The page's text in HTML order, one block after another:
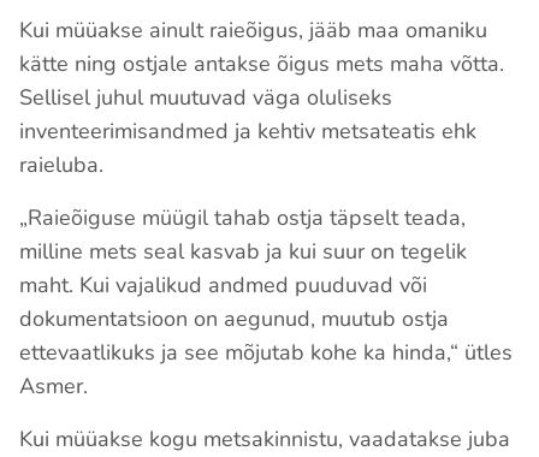
Kui müüakse ainult raieõigus, jääb maa omaniku
kätte ning ostjale antakse õigus mets maha võtta.
Sellisel juhul muutuvad väga oluliseks
inventeerimisandmed ja kehtiv metsateatis ehk
raieluba.
„Raieõiguse müügil tahab ostja täpselt teada,
milline mets seal kasvab ja kui suur on tegelik
maht. Kui vajalikud andmed puuduvad või
dokumentatsioon on aegunud, muutub ostja
ettevaatlikuks ja see mõjutab kohe ka hinda,“ ütles
Asmer.
Kui müüakse kogu metsakinnistu, vaadatakse juba